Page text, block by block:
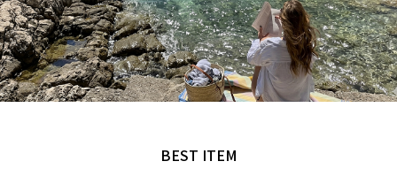
MADE by NANING9
BEST ITEM